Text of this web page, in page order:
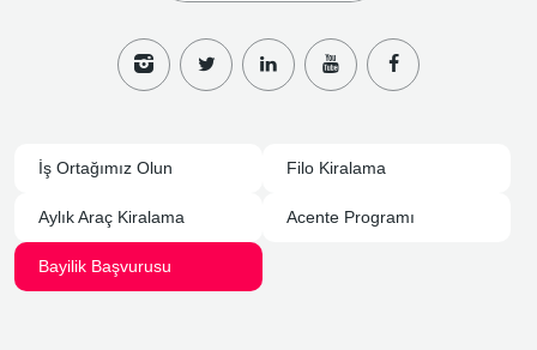
İş Ortağımız Olun Filo Kiralama
Aylık Araç Kiralama Acente Programı
Bayilik Başvurusu